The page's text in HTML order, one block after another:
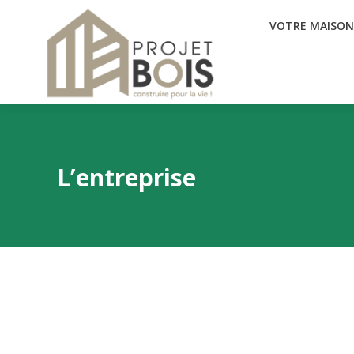
VOTRE
L’entreprise
VOTRE